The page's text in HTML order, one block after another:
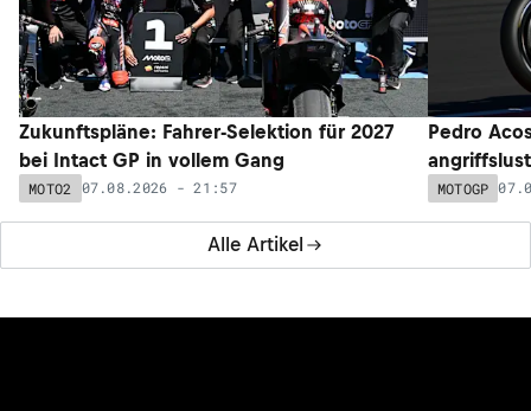
Alle Artikel
Zukunftspläne: Fahrer-Selektion für 2027
bei Intact GP in vollem Gang
MOTO2 07.08.2026 - 21:57
Pedro
MOTOGP